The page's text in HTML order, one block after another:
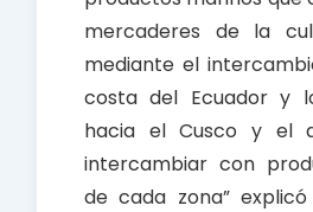
mercaderes de la
mediante el
costa del Ecuador y
hacia el Cusco y el
intercambiar con
de cada zona”